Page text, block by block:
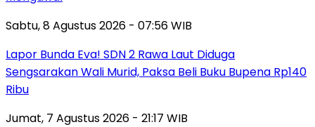
Sabtu, 8 Agustus 2026 - 07:56 WIB
Lapor Bunda Eva! SDN 2 Rawa Laut Diduga
Sengsarakan Wali Murid, Paksa Beli Buku Bupena Rp140
Ribu
Jumat, 7 Agustus 2026 - 21:17 WIB